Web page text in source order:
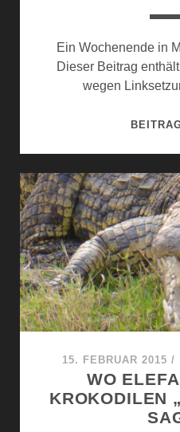
Ein Wochenende in
Dieser Beitrag
wegen
15. FEBRUAR 2015 /
WO
KROKODILEN